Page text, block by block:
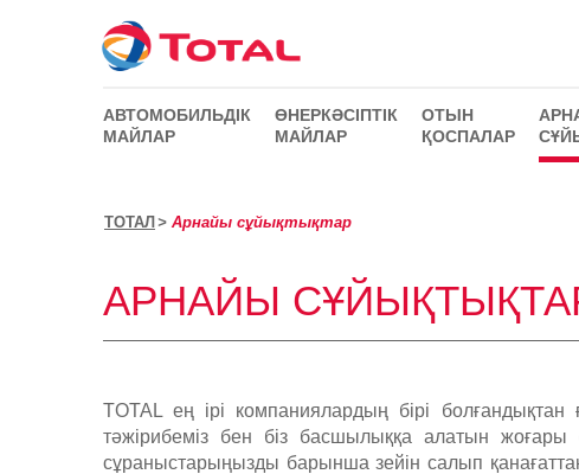
АВТОМОБИЛЬДІК
МАЙЛАР
ӨНЕРКӘСІПТІК
МАЙЛАР
ОТЫН
ҚОСПАЛАР
ТОТАЛ Арнайы сұйықтықтар
АРНАЙЫ
TOTAL ең ірі компаниялардың бірі
тәжірибеміз бен біз басшылыққа алатын жоғары
сұраныстарыңызды барынша зейін салып